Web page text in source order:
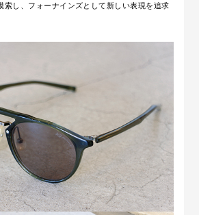
索し、フォーナインズとして新しい表現を追求